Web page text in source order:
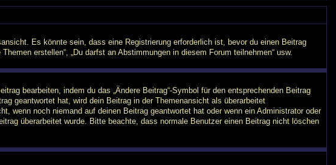
Es könnte sein, dass eine Registrierung erforderlich ist, bevor du einen Beitrag
erstellen“, „Du darfst an Abstimmungen in diesem Forum teilnehmen“ usw.
bearbeiten, indem du das „Ändere Beitrag“-Symbol für den entsprechenden Beitrag
geantwortet hat, wird dein Beitrag in der Themenansicht als überarbeitet
wenn noch niemand auf deinen Beitrag geantwortet hat oder wenn ein Administrator oder
überarbeitet wurde. Bitte beachte, dass normale Benutzer einen Beitrag nicht löschen